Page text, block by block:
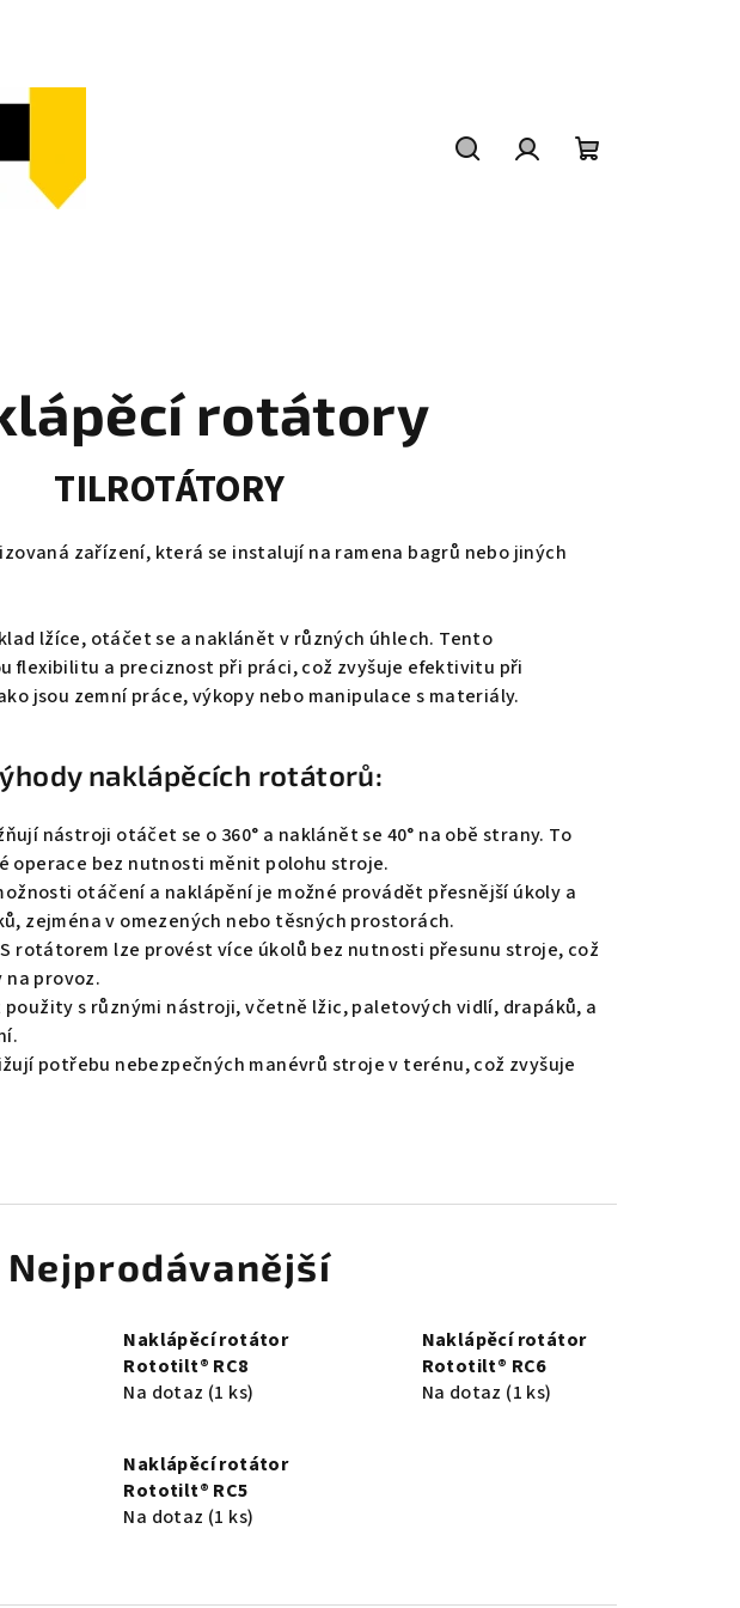
rotátory
TILROTÁTORY
zařízení, která se instalují na ramena bagrů nebo jiných
lžíce, otáčet se a naklánět v různých úhlech. Tento
flexibilitu a preciznost při práci, což zvyšuje efektivitu při
jsou zemní práce, výkopy nebo manipulace s materiály.
naklápěcích rotátorů:
nástroji otáčet se o 360° a naklánět se 40° na obě strany. To
operace bez nutnosti měnit polohu stroje.
otáčení a naklápění je možné provádět přesnější úkoly a
zejména v omezených nebo těsných prostorách.
S rotátorem lze provést více úkolů bez nutnosti přesunu stroje, což
na provoz.
použity s různými nástroji, včetně lžic, paletových vidlí, drapáků, a
potřebu nebezpečných manévrů stroje v terénu, což zvyšuje
Nejprodávanější
Naklápěcí rotátor
Rototilt® RC8
Na dotaz (1 ks)
Naklápěcí rotátor
Rototilt® RC6
Na dotaz (1 ks)
Naklápěcí rotátor
Rototilt® RC5
Na dotaz (1 ks)